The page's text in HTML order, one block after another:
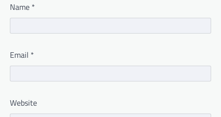
Name *
Email *
Website